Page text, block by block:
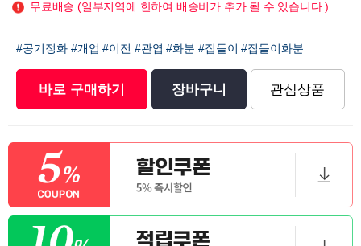
무료배송 (일부지역에 한하여 배송비가 추가 될 수 있습니다.)
#공기정화 #개업 #이전 #관엽 #화분 #집들이 #집들이화분
바로 구매하기 장바구니 관심상품